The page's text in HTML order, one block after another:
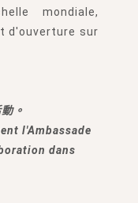
mondiale,
d'ouverture sur
。
l'Ambassade
dans